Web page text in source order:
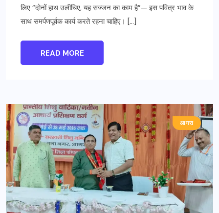
लिए “दोनों हाथ उलीचिए, यह सज्जन का काम है”— इस पवित्र भाव के
साथ समर्पणपूर्वक कार्य करते रहना चाहिए। […]
READ MORE
आगरा